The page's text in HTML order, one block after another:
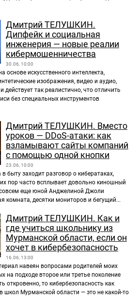
Дмитрий ТЕЛУШКИН.
Дипфейк и социальная
инженерия — новые реалии
кибермошенничества
30.06, 10:00
основе искусственного интеллекта,
изображения, видео и аудио,
действует так реалистично, что отличить
без специальных инструментов
Дмитрий ТЕЛУШКИН. Вместо
уроков — DDoS-атаки: как
взламывают сайты компаний
с помощью одной кнопки
23.06, 10:00
быту заходит разговор о кибератаках,
пор часто всплывает довольно киношный
еще юной Анджелиной Джоли
комната, десятки мониторов и бегущий...
Дмитрий ТЕЛУШКИН. Как и
где учиться школьнику из
Мурманской области, если он
хочет в кибербезопасность
16.06, 13:00
навеян вопросами родителей моих
на подходе второе или третье поколение
откровенно, то кибербезопасность как
школ Мурманской области — это не какой-то